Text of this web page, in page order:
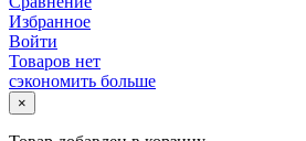
Избранное
Войти
Товаров нет
сэкономить больше
×